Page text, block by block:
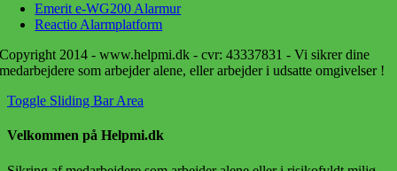
Emerit e-WG200 Alarmur
Reactio Alarmplatform
Copyright 2014 - www.helpmi.dk - cvr: 43337831 - Vi sikrer dine
medarbejdere som arbejder alene, eller arbejder i udsatte omgivelser !
Toggle Sliding Bar Area
Velkommen på Helpmi.dk